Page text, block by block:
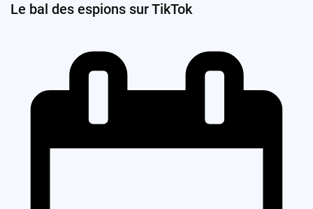
Le bal des espions sur TikTok